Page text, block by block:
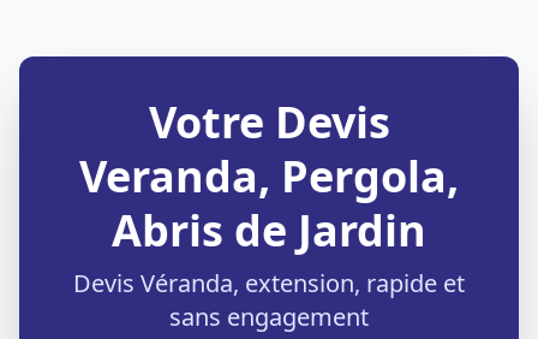
Votre Devis
Veranda, Pergola,
Abris de Jardin
Devis Véranda, extension, rapide et
sans engagement